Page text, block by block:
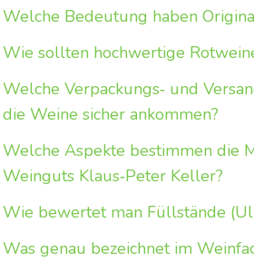
Welche Bedeutung haben
Wie sollten hochwertige
Welche Verpackungs‑ und
die Weine sicher ankommen?
Welche Aspekte bestimmen die
Weinguts Klaus‑Peter Keller?
Wie bewertet man Füllstände
Was genau bezeichnet im